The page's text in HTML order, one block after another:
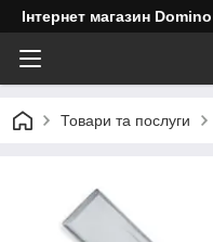
Інтернет магазин Domino
Товари та послуги